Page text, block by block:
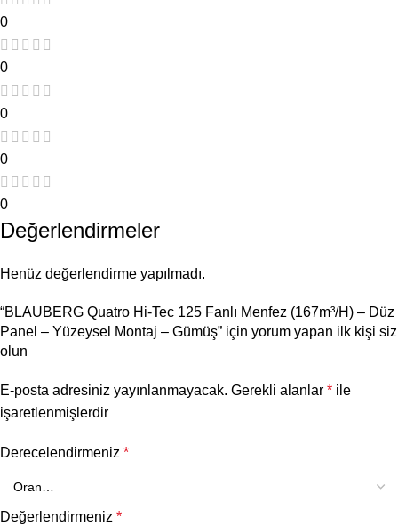
0
0
0
0
0
Değerlendirmeler
Henüz değerlendirme yapılmadı.
“BLAUBERG Quatro Hi-Tec 125 Fanlı Menfez (167m³/H) – Düz
Panel – Yüzeysel Montaj – Gümüş” için yorum yapan ilk kişi siz
olun
E-posta adresiniz yayınlanmayacak. Gerekli alanlar * ile
işaretlenmişlerdir
Derecelendirmeniz *
Değerlendirmeniz *